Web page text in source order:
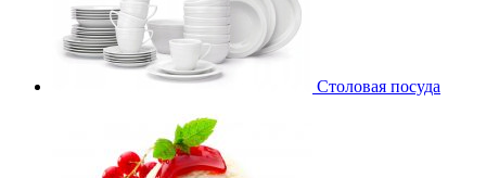
Столовая посуда